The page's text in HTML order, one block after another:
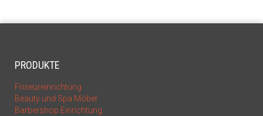
PRODUKTE
Friseureinrichtung
Beauty und Spa Möbel
Barbershop Einrichtung